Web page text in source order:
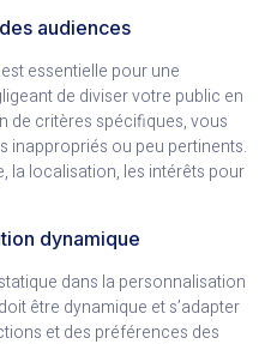
audiences
essentielle pour une
de diviser votre public en
de critères spécifiques, vous
inappropriés ou peu pertinents.
la localisation, les intérêts pour
dynamique
dans la personnalisation
être dynamique et s’adapter
et des préférences des